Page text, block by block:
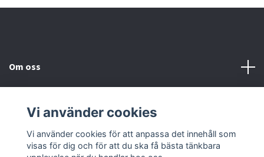
Om oss
Kontakta oss
Vi använder cookies
Vi använder cookies för att anpassa det innehåll som
visas för dig och för att du ska få bästa tänkbara